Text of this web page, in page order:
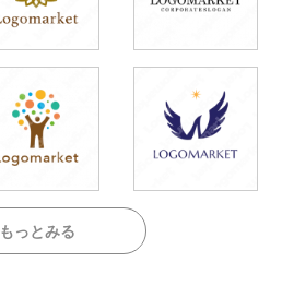
もっとみる